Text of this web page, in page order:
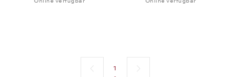
Vorherige Seite
1